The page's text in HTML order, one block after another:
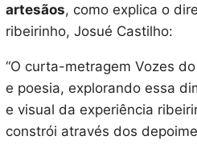
artesãos, como explica o
ribeirinho, Josué Castilho:
“O curta-metragem Vozes
e poesia, explorando essa
e visual da experiência
constrói através dos